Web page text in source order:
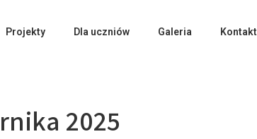
Projekty Dla uczniów Galeria Kontakt
2025